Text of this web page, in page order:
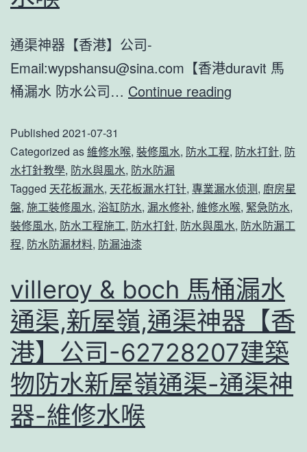
通渠神器【香港】公司-
Email:wypshansu@sina.com 【香港duravit 馬
桶漏水 防水公司… Continue reading
水
找
誰
修
渠,
羅
湖,
通
渠
神
Published 2021-07-31
Categorized as維修水喉, 裝修風水, 防水工程, 防水打針, 防
水打針教學, 防水與風水, 防水防漏
Tagged 天花板漏水, 天花板漏水打针, 專業漏水侦测, 廚房星
盤, 施工裝修風水, 浴缸防水, 漏水修补, 維修水喉, 緊急防水,
裝修風水, 防水工程施工, 防水打針, 防水與風水, 防水防漏工
程, 防水防漏材料, 防漏油漆
villeroy & boch 馬桶漏水
通渠,新屋嶺,通渠神器【香
港】公司-62728207建築
物防水新屋嶺通渠-通渠神
器-維修水喉